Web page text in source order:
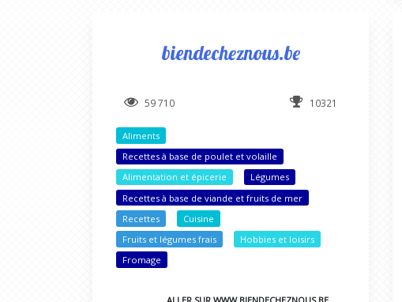
biendecheznous.be
59 710 10321
Aliments
Recettes à base de poulet et volaille
Alimentation et épicerie
Légumes
Recettes à base de viande et fruits de mer
Recettes
Cuisine
Fruits et légumes frais
Hobbies et loisirs
Fromage